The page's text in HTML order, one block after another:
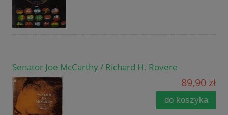
Senator Joe McCarthy / Richard H. Rovere
89,90 zł
do koszyka